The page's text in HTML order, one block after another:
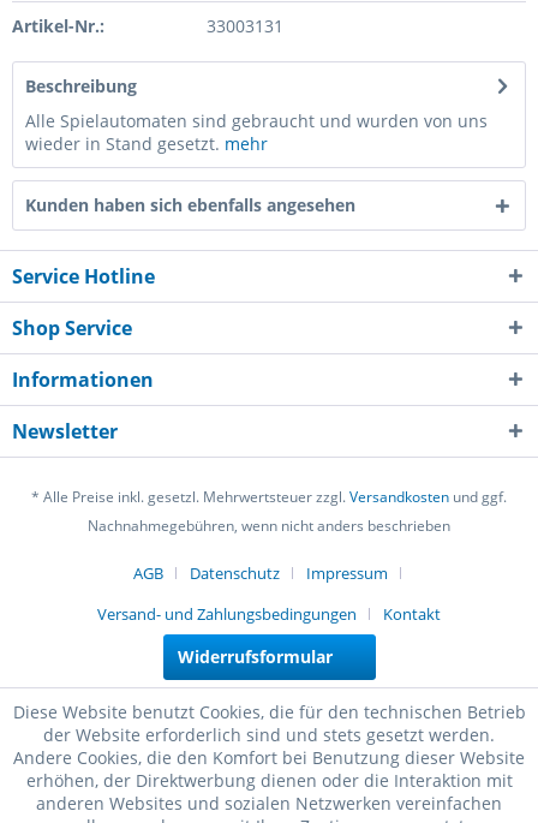
Artikel-Nr.: 33003131
Beschreibung
Alle Spielautomaten sind gebraucht und wurden von uns
wieder in Stand gesetzt. mehr
Kunden haben sich ebenfalls angesehen
Service Hotline
Shop Service
Informationen
Newsletter
* Alle Preise inkl. gesetzl. Mehrwertsteuer zzgl.Versandkosten und ggf.
Nachnahmegebühren, wenn nicht anders beschrieben
AGB Datenschutz
Impressum
Versand- und Zahlungsbedingungen
Kontakt
Widerrufsformular
Diese Website benutzt Cookies, die für den technischen Betrieb
der Website erforderlich sind und stets gesetzt werden.
Andere Cookies, die den Komfort bei Benutzung dieser Website
erhöhen, der Direktwerbung dienen oder die Interaktion mit
anderen Websites und sozialen Netzwerken vereinfachen